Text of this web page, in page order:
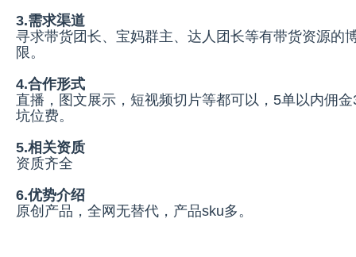
3.需求渠道
寻求带货团长、宝妈群主、达人团长等有带货资源的
限。
4.合作形式
直播，图文展示，短视频切片等都可以，5单以内佣
坑位费。
5.相关资质
资质齐全
6.优势介绍
原创产品，全网无替代，产品sku多。